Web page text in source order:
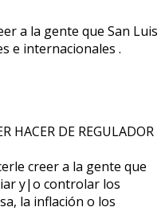
HACER DE REGULADOR
creer a la gente que
y|o controlar los
la inflación o los